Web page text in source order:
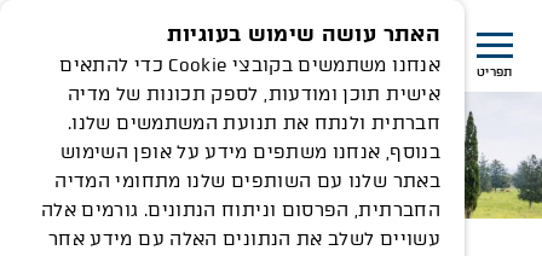
תפריט
האתר עושה שימוש בעוגיות
אנחנו משתמשים בקובצי Cookie כדי להתאים
אישית תוכן ומודעות, לספק תכונות של מדיה
חברתית ולנתח את תנועת המשתמשים שלנו.
בנוסף, אנחנו משתפים מידע על אופן השימוש
באתר שלנו עם השותפים שלנו מתחומי המדיה
החברתית, הפרסום וניתוח הנתונים. גורמים אלה
עשויים לשלב את הנתונים האלה עם מידע אחר